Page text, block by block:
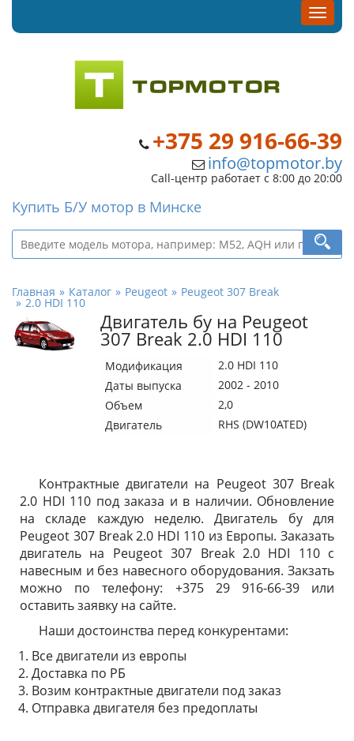
+375 29 916-66-39
info@topmotor.by
Call-центр работает с 8:00 до 20:00
Купить Б/У мотор в Минске
Главная Каталог Peugeot Peugeot 307 Break
2.0 HDI 110
Двигатель бу на Peugeot
307 Break 2.0 HDI 110
Модификация
2.0 HDI 110
Даты выпуска
2002 - 2010
Объем
2,0
Двигатель
RHS (DW10ATED)
Контрактные двигатели на Peugeot 307 Break
2.0 HDI 110 под заказа и в наличии. Обновление
на складе каждую неделю. Двигатель бу для
Peugeot 307 Break 2.0 HDI 110 из Европы. Заказать
двигатель на Peugeot 307 Break 2.0 HDI 110 с
навесным и без навесного оборудования. Закзать
можно по телефону: +375 29 916-66-39 или
оставить заявку на сайте.
Наши достоинства перед конкурентами:
Все двигатели из европы
Доставка по РБ
Возим контрактные двигатели под заказ
Отправка двигателя без предоплаты